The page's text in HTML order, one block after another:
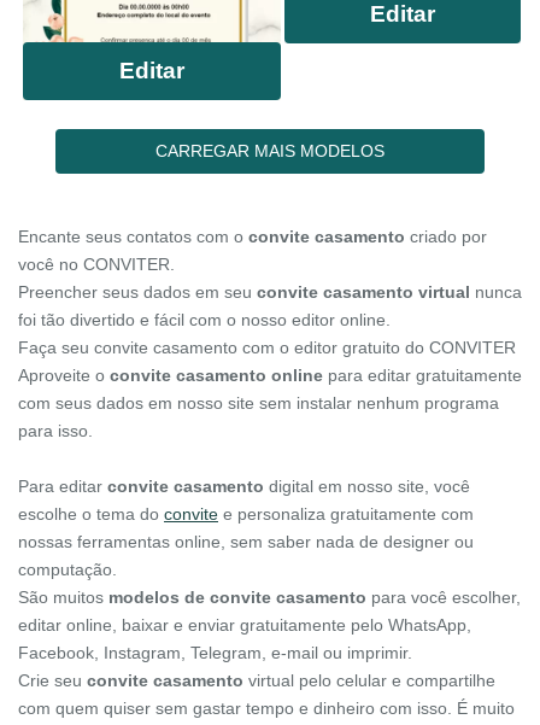
Editar
Editar
CARREGAR MAIS MODELOS
Encante seus contatos com o convite casamento criado por
você no CONVITER.
Preencher seus dados em seu convite casamento virtual nunca
foi tão divertido e fácil com o nosso editor online.
Faça seu convite casamento com o editor gratuito do CONVITER
Aproveite o convite casamento online para editar gratuitamente
com seus dados em nosso site sem instalar nenhum programa
para isso.
Para editar convite casamento digital em nosso site, você
escolhe o tema do convite e personaliza gratuitamente com
nossas ferramentas online, sem saber nada de designer ou
computação.
São muitos modelos de convite casamento para você escolher,
editar online, baixar e enviar gratuitamente pelo WhatsApp,
Facebook, Instagram, Telegram, e-mail ou imprimir.
Crie seu convite casamento virtual pelo celular e compartilhe
com quem quiser sem gastar tempo e dinheiro com isso. É muito